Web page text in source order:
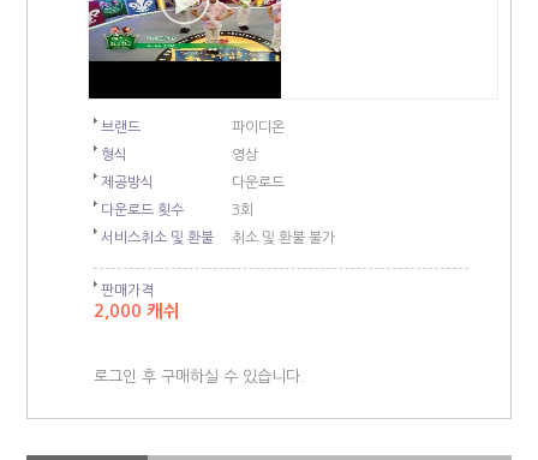
브랜드
파이디온
형식
영상
제공방식
다운로드
다운로드 횟수
3회
서비스취소 및 환불
취소 및 환불 불가
판매가격
2,000 캐쉬
로그인 후 구매하실 수 있습니다.